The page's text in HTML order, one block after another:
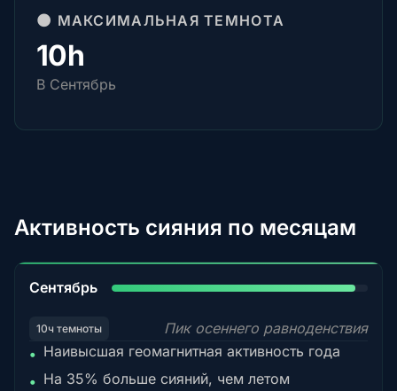
🌑 МАКСИМАЛЬНАЯ ТЕМНОТА
10h
В Сентябрь
Активность сияния по месяцам
Сентябрь
10ч темноты
Пик осеннего равноденствия
• Наивысшая геомагнитная активность года
• На 35% больше сияний, чем летом